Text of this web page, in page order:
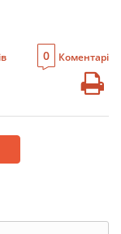
0 Коментарі